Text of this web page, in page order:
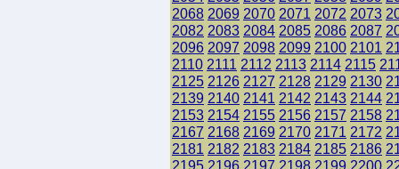
2068 2069 2070 2071 2072 2073
2082 2083 2084 2085 2086 2087
2096 2097 2098 2099 2100 2101
2110 2111 2112 2113 2114 2115
2125 2126 2127 2128 2129 2130
2139 2140 2141 2142 2143 2144
2153 2154 2155 2156 2157 2158
2167 2168 2169 2170 2171 2172
2181 2182 2183 2184 2185 2186
2195 2196 2197 2198 2199 2200